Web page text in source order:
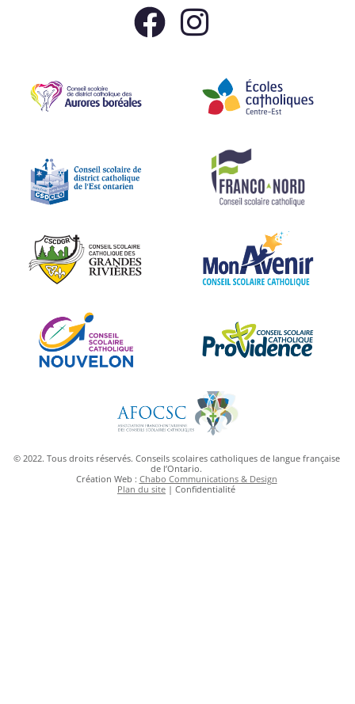
© 2022. Tous droits réservés. Conseils scolaires catholiques de langue française
de l’Ontario.
Création Web : Chabo Communications & Design
Plan du site | Confidentialité